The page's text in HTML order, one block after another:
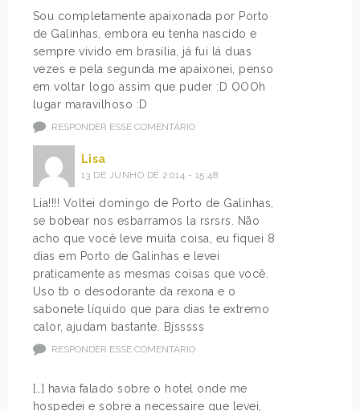
Sou completamente apaixonada por Porto
de Galinhas, embora eu tenha nascido e
sempre vivido em brasília, já fui lá duas
vezes e pela segunda me apaixonei, penso
em voltar logo assim que puder :D OOOh
lugar maravilhoso :D
RESPONDER ESSE COMENTÁRIO
Lisa
13 DE JUNHO DE 2014 - 15:48
Lia!!!! Voltei domingo de Porto de Galinhas,
se bobear nos esbarramos la rsrsrs. Não
acho que você leve muita coisa, eu fiquei 8
dias em Porto de Galinhas e levei
praticamente as mesmas coisas que você.
Uso tb o desodorante da rexona e o
sabonete líquido que para dias te extremo
calor, ajudam bastante. Bjsssss
RESPONDER ESSE COMENTÁRIO
[…] havia falado sobre o hotel onde me
hospedei e sobre a necessaire que levei,